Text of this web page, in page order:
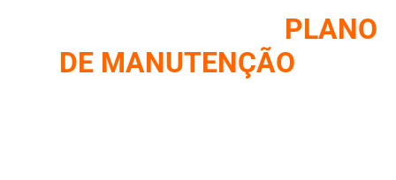
PLANO
DE MANUTENÇÃO